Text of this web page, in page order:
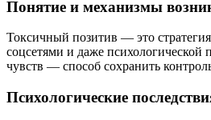
Понятие и механизмы
Токсичный позитив — это
соцсетями и даже психологической
чувств — способ сохранить
Психологические